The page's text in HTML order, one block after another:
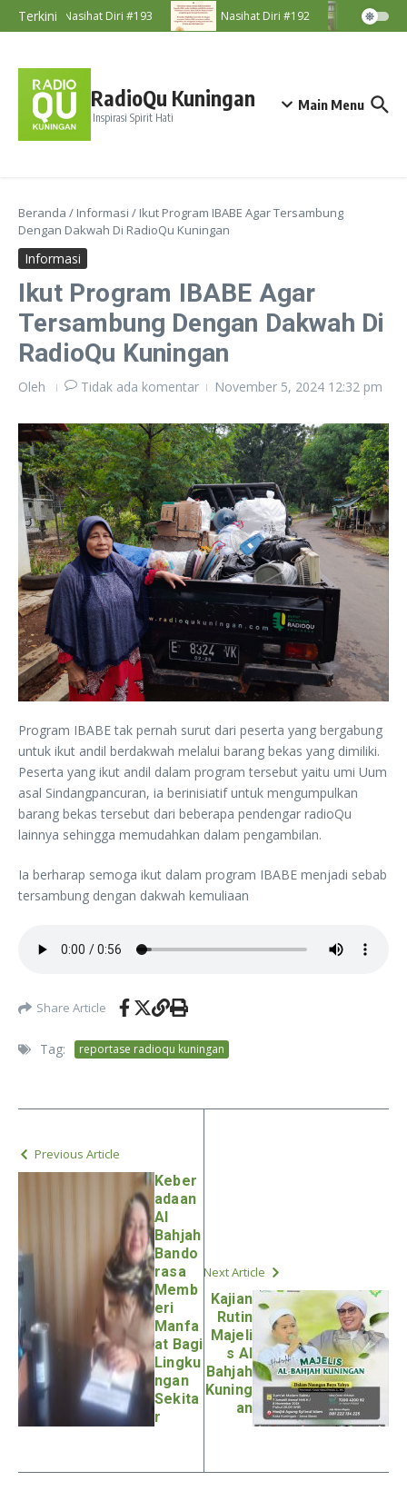
Lewati ke konten
Terkini Nasihat Diri #193 Nasihat Diri #192
RadioQu Kuningan
Inspirasi Spirit Hati
Main Menu
Beranda / Informasi / Ikut Program IBABE Agar Tersambung
Dengan Dakwah Di RadioQu Kuningan
Informasi
Ikut Program IBABE Agar
Tersambung Dengan Dakwah Di
RadioQu Kuningan
Oleh Tidak ada komentar November 5, 2024 12:32 pm
Program IBABE tak pernah surut dari peserta yang bergabung
untuk ikut andil berdakwah melalui barang bekas yang dimiliki.
Peserta yang ikut andil dalam program tersebut yaitu umi Uum
asal Sindangpancuran, ia berinisiatif untuk mengumpulkan
barang bekas tersebut dari beberapa pendengar radioQu
lainnya sehingga memudahkan dalam pengambilan.
Ia berharap semoga ikut dalam program IBABE menjadi sebab
tersambung dengan dakwah kemuliaan
Share Article
Tag: reportase radioqu kuningan
Previous Article
Keber
adaan
Al
Bahjah
Bando
rasa
Memb
eri
Manfa
at Bagi
Lingku
ngan
Sekita
r
Next Article
Kajian
Rutin
Majeli
s Al
Bahjah
Kuning
an